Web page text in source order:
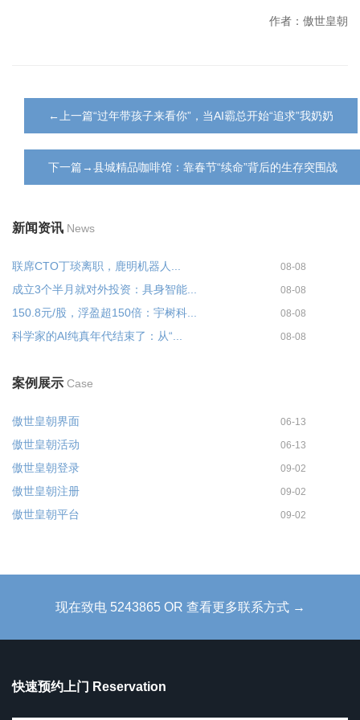
作者：傲世皇朝
←上一篇“过年带孩子来看你”，当AI霸总开始“追求”我奶奶
下一篇→县城精品咖啡馆：靠春节“续命”背后的生存突围战
新闻资讯 News
联席CTO丁琰离职，鹿明机器人... 08-08
成立3个半月就对外投资：具身智能... 08-08
150.8元/股，浮盈超150倍：宇树科... 08-08
科学家的AI纯真年代结束了：从“... 08-08
案例展示 Case
傲世皇朝界面 06-13
傲世皇朝活动 06-13
傲世皇朝登录 09-02
傲世皇朝注册 09-02
傲世皇朝平台 09-02
现在致电 5243865 OR 查看更多联系方式 →
快速预约上门 Reservation